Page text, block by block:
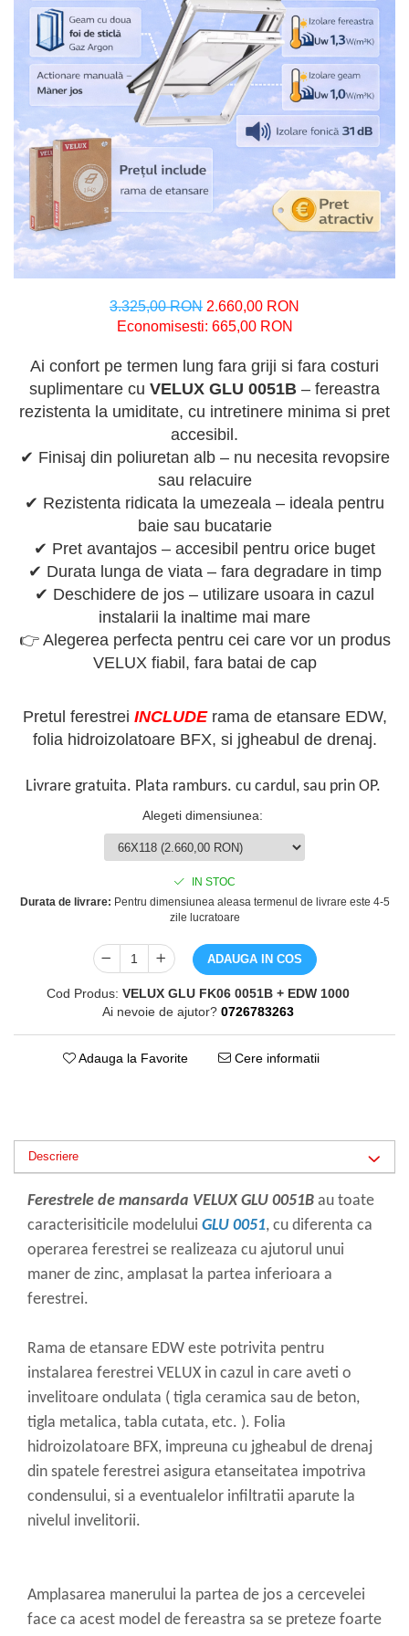
3.325,00 RON 2.660,00 RON
Economisesti: 665,00 RON
Ai confort pe termen lung fara griji si fara costuri
suplimentare cu VELUX GLU 0051B – fereastra
rezistenta la umiditate, cu intretinere minima si pret
accesibil.
✔ Finisaj din poliuretan alb – nu necesita revopsire
sau relacuire
✔ Rezistenta ridicata la umezeala – ideala pentru
baie sau bucatarie
✔ Pret avantajos – accesibil pentru orice buget
✔ Durata lunga de viata – fara degradare in timp
✔ Deschidere de jos – utilizare usoara in cazul
instalarii la inaltime mai mare
👉 Alegerea perfecta pentru cei care vor un produs
VELUX fiabil, fara batai de cap
Pretul ferestrei INCLUDE rama de etansare EDW,
folia hidroizolatoare BFX, si jgheabul de drenaj.
Livrare gratuita. Plata ramburs. cu cardul, sau prin OP.
Alegeti dimensiunea:
IN STOC
Durata de livrare: Pentru dimensiunea aleasa termenul de livrare este 4-5
zile lucratoare
ADAUGA IN COS
Cod Produs: VELUX GLU FK06 0051B + EDW 1000
Ai nevoie de ajutor? 0726783263
Adauga la Favorite Cere informatii
Descriere
Ferestrele de mansarda VELUX GLU 0051B au toate
caracterisiticile modelului GLU 0051, cu diferenta ca
operarea ferestrei se realizeaza cu ajutorul unui
maner de zinc, amplasat la partea inferioara a
ferestrei.
Rama de etansare EDW este potrivita pentru
instalarea ferestrei VELUX in cazul in care aveti o
invelitoare ondulata ( tigla ceramica sau de beton,
tigla metalica, tabla cutata, etc. ). Folia
hidroizolatoare BFX, impreuna cu jgheabul de drenaj
din spatele ferestrei asigura etanseitatea impotriva
condensului, si a eventualelor infiltratii aparute la
nivelul invelitorii.
Amplasarea manerului la partea de jos a cercevelei
face ca acest model de fereastra sa se preteze foarte